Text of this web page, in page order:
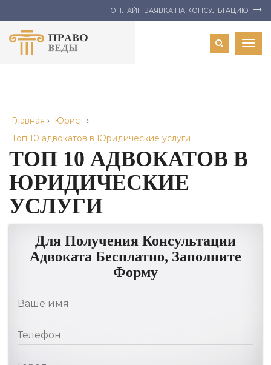
ОНЛАЙН ЗАЯВКА НА КОНСУЛЬТАЦИЮ
Главная › Юрист ›
Топ 10 адвокатов в Юридические услуги
ТОП 10 АДВОКАТОВ В
ЮРИДИЧЕСКИЕ
УСЛУГИ
Для Получения Консультации
Адвоката Бесплатно, Заполните
Форму